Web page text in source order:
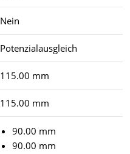
Nein
Potenzialausgleich
115.00 mm
115.00 mm
90.00 mm
90.00 mm